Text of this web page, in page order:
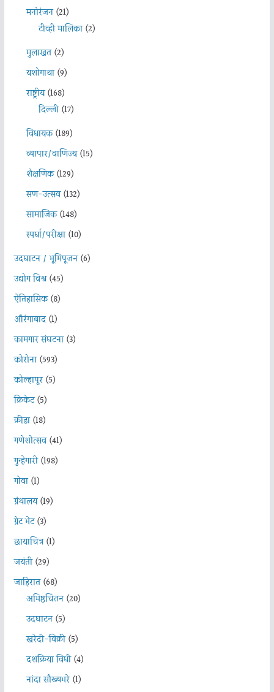
मनोरंजन(21)
टीव्ही मालिका(2)
मुलाखत(2)
यशोगाथा(9)
राष्ट्रीय(168)
दिल्ली(17)
विधायक(189)
व्यापार/वाणिज्य(15)
शैक्षणिक(129)
सण-उत्सव(132)
सामाजिक(148)
स्पर्धा/परीक्षा(10)
उदघाटन / भूमिपूजन(6)
उद्योग विश्व(45)
ऐतिहासिक(8)
औरंगाबाद(1)
कामगार संघटना(3)
कोरोना(593)
कोल्हापूर(5)
क्रिकेट(5)
क्रीडा(18)
गणेशोत्सव(41)
गुन्हेगारी(198)
गोवा(1)
ग्रंथालय(19)
ग्रेट भेट(3)
छायाचित्र(1)
जयंती(29)
जाहिरात(68)
अभिष्ठचिंतन(20)
उदघाटन(5)
खरेदी-विक्री(5)
दशक्रिया विधी(4)
नांदा सौख्यभरे(1)